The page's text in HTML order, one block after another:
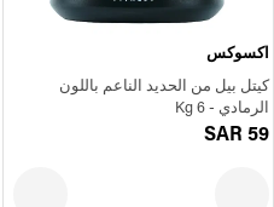
اكسوكس
كيتل بيل من الحديد الناعم باللون
الرمادي - 6 Kg
SAR 59